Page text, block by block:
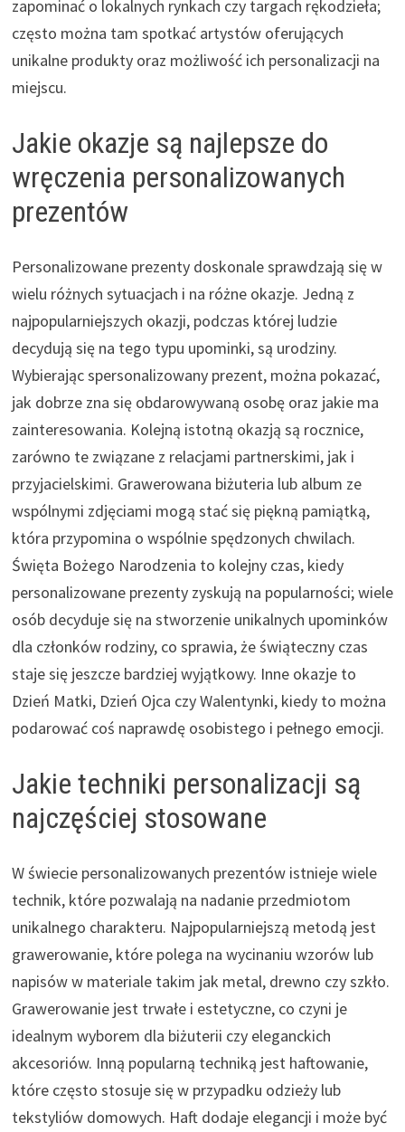
zapominać o lokalnych rynkach czy targach rękodzieła;
często można tam spotkać artystów oferujących
unikalne produkty oraz możliwość ich personalizacji na
miejscu.
Jakie okazje są najlepsze do
wręczenia personalizowanych
prezentów
Personalizowane prezenty doskonale sprawdzają się w
wielu różnych sytuacjach i na różne okazje. Jedną z
najpopularniejszych okazji, podczas której ludzie
decydują się na tego typu upominki, są urodziny.
Wybierając spersonalizowany prezent, można pokazać,
jak dobrze zna się obdarowywaną osobę oraz jakie ma
zainteresowania. Kolejną istotną okazją są rocznice,
zarówno te związane z relacjami partnerskimi, jak i
przyjacielskimi. Grawerowana biżuteria lub album ze
wspólnymi zdjęciami mogą stać się piękną pamiątką,
która przypomina o wspólnie spędzonych chwilach.
Święta Bożego Narodzenia to kolejny czas, kiedy
personalizowane prezenty zyskują na popularności; wiele
osób decyduje się na stworzenie unikalnych upominków
dla członków rodziny, co sprawia, że świąteczny czas
staje się jeszcze bardziej wyjątkowy. Inne okazje to
Dzień Matki, Dzień Ojca czy Walentynki, kiedy to można
podarować coś naprawdę osobistego i pełnego emocji.
Jakie techniki personalizacji są
najczęściej stosowane
W świecie personalizowanych prezentów istnieje wiele
technik, które pozwalają na nadanie przedmiotom
unikalnego charakteru. Najpopularniejszą metodą jest
grawerowanie, które polega na wycinaniu wzorów lub
napisów w materiale takim jak metal, drewno czy szkło.
Grawerowanie jest trwałe i estetyczne, co czyni je
idealnym wyborem dla biżuterii czy eleganckich
akcesoriów. Inną popularną techniką jest haftowanie,
które często stosuje się w przypadku odzieży lub
tekstyliów domowych. Haft dodaje elegancji i może być